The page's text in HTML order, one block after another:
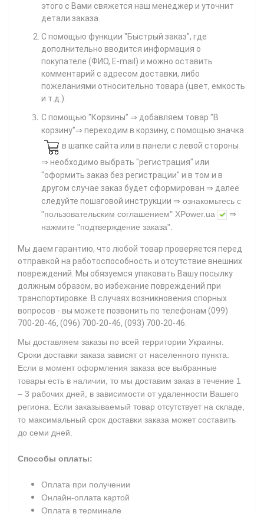
этого с Вами свяжется наш менеджер и уточнит
детали заказа.
С помощью функции "Быстрый заказ", где
дополнительно вводится информация о
покупателе (ФИО, E-mail) и можно оставить
комментарий с адресом доставки, либо
пожеланиями относительно товара (цвет, емкость
и т.д.).
С помощью "Корзины" ⇒ добавляем товар "В
корзину"⇒ переходим в корзину, с помощью значка
в шапке сайта или в панели с левой стороны
⇒ необходимо выбрать "регистрация" или
"оформить заказ без регистрации" и в том и в
другом случае заказ будет сформирован ⇒ далее
следуйте пошаговой инструкции ⇒ ознакомьтесь с
"пользовательским соглашением" XPower.ua
⇒
нажмите "подтверждение заказа"
Мы даем гарантию, что любой товар проверяется перед
отправкой на работоспособность и отсутствие внешних
повреждений. Мы обязуемся упаковать Вашу посылку
должным образом, во избежание повреждений при
транспортировке. В случаях возникновения спорных
вопросов - вы можете позвонить по телефонам (099)
700-20-46, (096) 700-20-46, (093) 700-20-46.
Мы доставляем заказы по всей территории Украины.
Сроки доставки заказа зависят от населенного пункта.
Если в момент оформления заказа все выбранные
товары есть в наличии, то мы доставим заказ в течение 1
– 3 рабочих дней, в зависимости от удаленности Вашего
региона. Если заказываемый товар отсутствует на складе,
то максимальный срок доставки заказа может составить
до семи дней.
Способы оплаты:
Оплата при получении
Онлайн-оплата картой
Оплата в терминале